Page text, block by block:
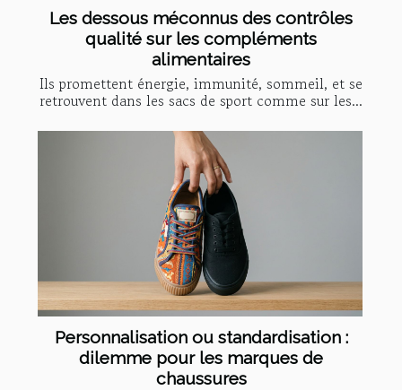
Les dessous méconnus des contrôles
qualité sur les compléments
alimentaires
Ils promettent énergie, immunité, sommeil, et se
retrouvent dans les sacs de sport comme sur les...
Personnalisation ou standardisation :
dilemme pour les marques de
chaussures